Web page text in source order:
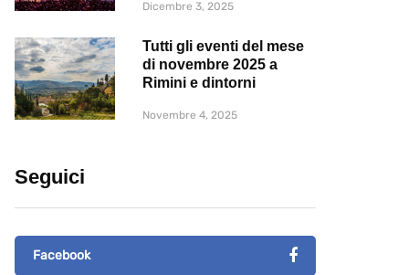
Dicembre 3, 2025
Tutti gli eventi del mese
di novembre 2025 a
Rimini e dintorni
Novembre 4, 2025
Seguici
Facebook